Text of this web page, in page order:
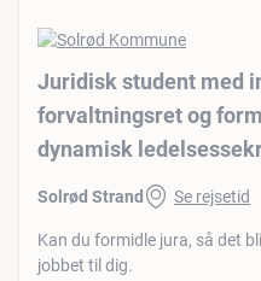
Juridisk student med
forvaltningsret og
dynamisk
Solrød Strand Se rejsetid
Kan du formidle jura, så det
jobbet til dig.